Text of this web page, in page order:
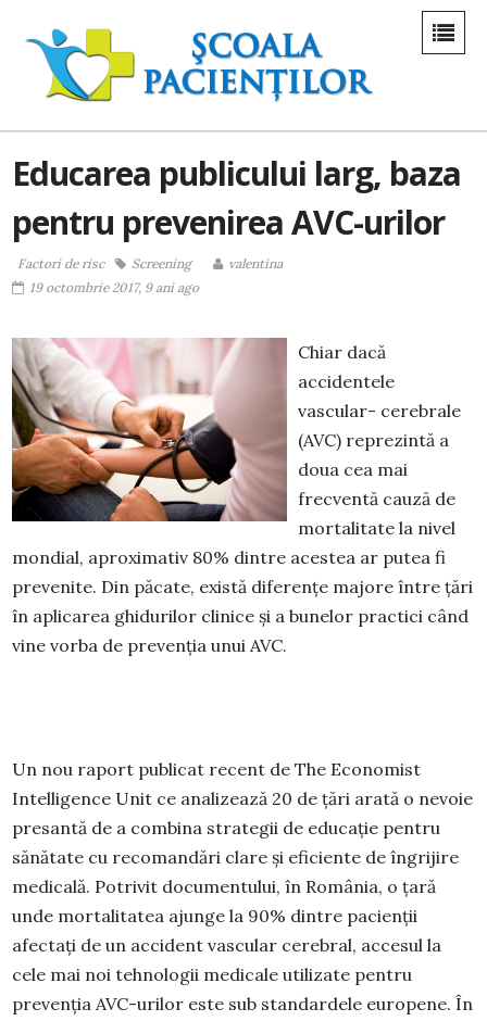
Educarea publicului larg, baza
pentru prevenirea AVC-urilor
Factori de risc Screening
valentina
19 octombrie 2017, 9 ani ago
Chiar dacă
accidentele
vascular- cerebrale
(AVC) reprezintă a
doua cea mai
frecventă cauză de
mortalitate la nivel
mondial, aproximativ 80% dintre acestea ar putea fi
prevenite. Din păcate, există diferențe majore între țări
în aplicarea ghidurilor clinice și a bunelor practici când
vine vorba de prevenția unui AVC.
Un nou raport publicat recent de The Economist
Intelligence Unit ce analizează 20 de țări arată o nevoie
presantă de a combina strategii de educație pentru
sănătate cu recomandări clare și eficiente de îngrijire
medicală. Potrivit documentului, în România, o țară
unde mortalitatea ajunge la 90% dintre pacienții
afectați de un accident vascular cerebral, accesul la
cele mai noi tehnologii medicale utilizate pentru
prevenția AVC-urilor este sub standardele europene. În